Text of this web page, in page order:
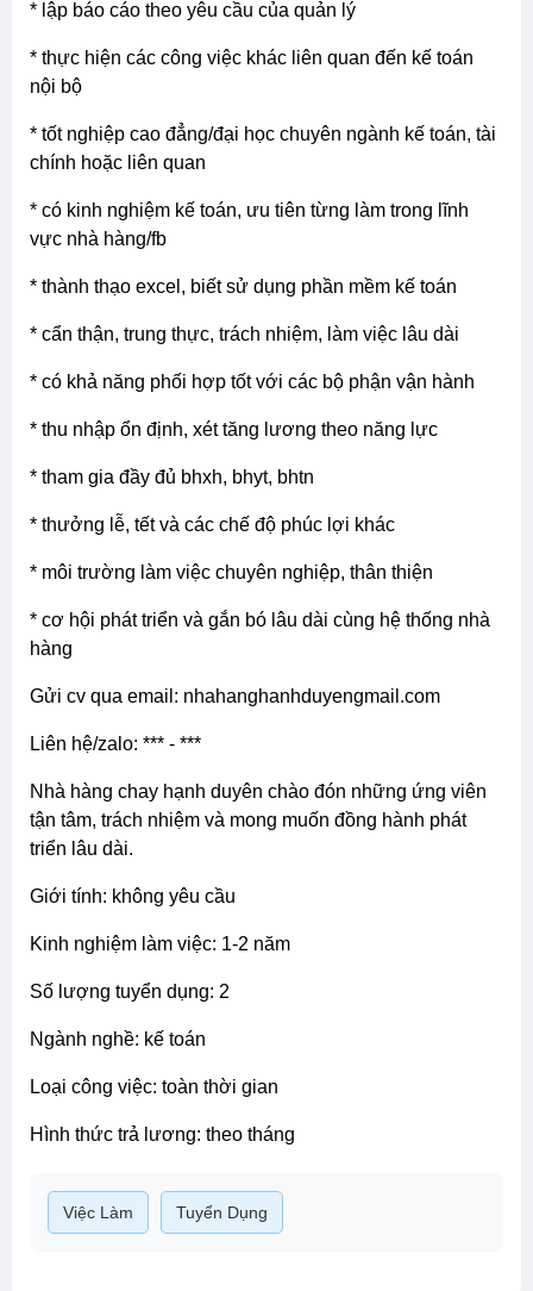
* lập báo cáo theo yêu cầu của quản lý
* thực hiện các công việc khác liên quan đến kế toán
nội bộ
* tốt nghiệp cao đẳng/đại học chuyên ngành kế toán, tài
chính hoặc liên quan
* có kinh nghiệm kế toán, ưu tiên từng làm trong lĩnh
vực nhà hàng/fb
* thành thạo excel, biết sử dụng phần mềm kế toán
* cẩn thận, trung thực, trách nhiệm, làm việc lâu dài
* có khả năng phối hợp tốt với các bộ phận vận hành
* thu nhập ổn định, xét tăng lương theo năng lực
* tham gia đầy đủ bhxh, bhyt, bhtn
* thưởng lễ, tết và các chế độ phúc lợi khác
* môi trường làm việc chuyên nghiệp, thân thiện
* cơ hội phát triển và gắn bó lâu dài cùng hệ thống nhà
hàng
gửi cv qua email: nhahanghanhduyengmail.com
liên hệ/zalo: *** - ***
nhà hàng chay hạnh duyên chào đón những ứng viên
tận tâm, trách nhiệm và mong muốn đồng hành phát
triển lâu dài.
giới tính: không yêu cầu
kinh nghiệm làm việc: 1-2 năm
số lượng tuyển dụng: 2
ngành nghề: kế toán
loại công việc: toàn thời gian
hình thức trả lương: theo tháng
Việc Làm Tuyển Dụng